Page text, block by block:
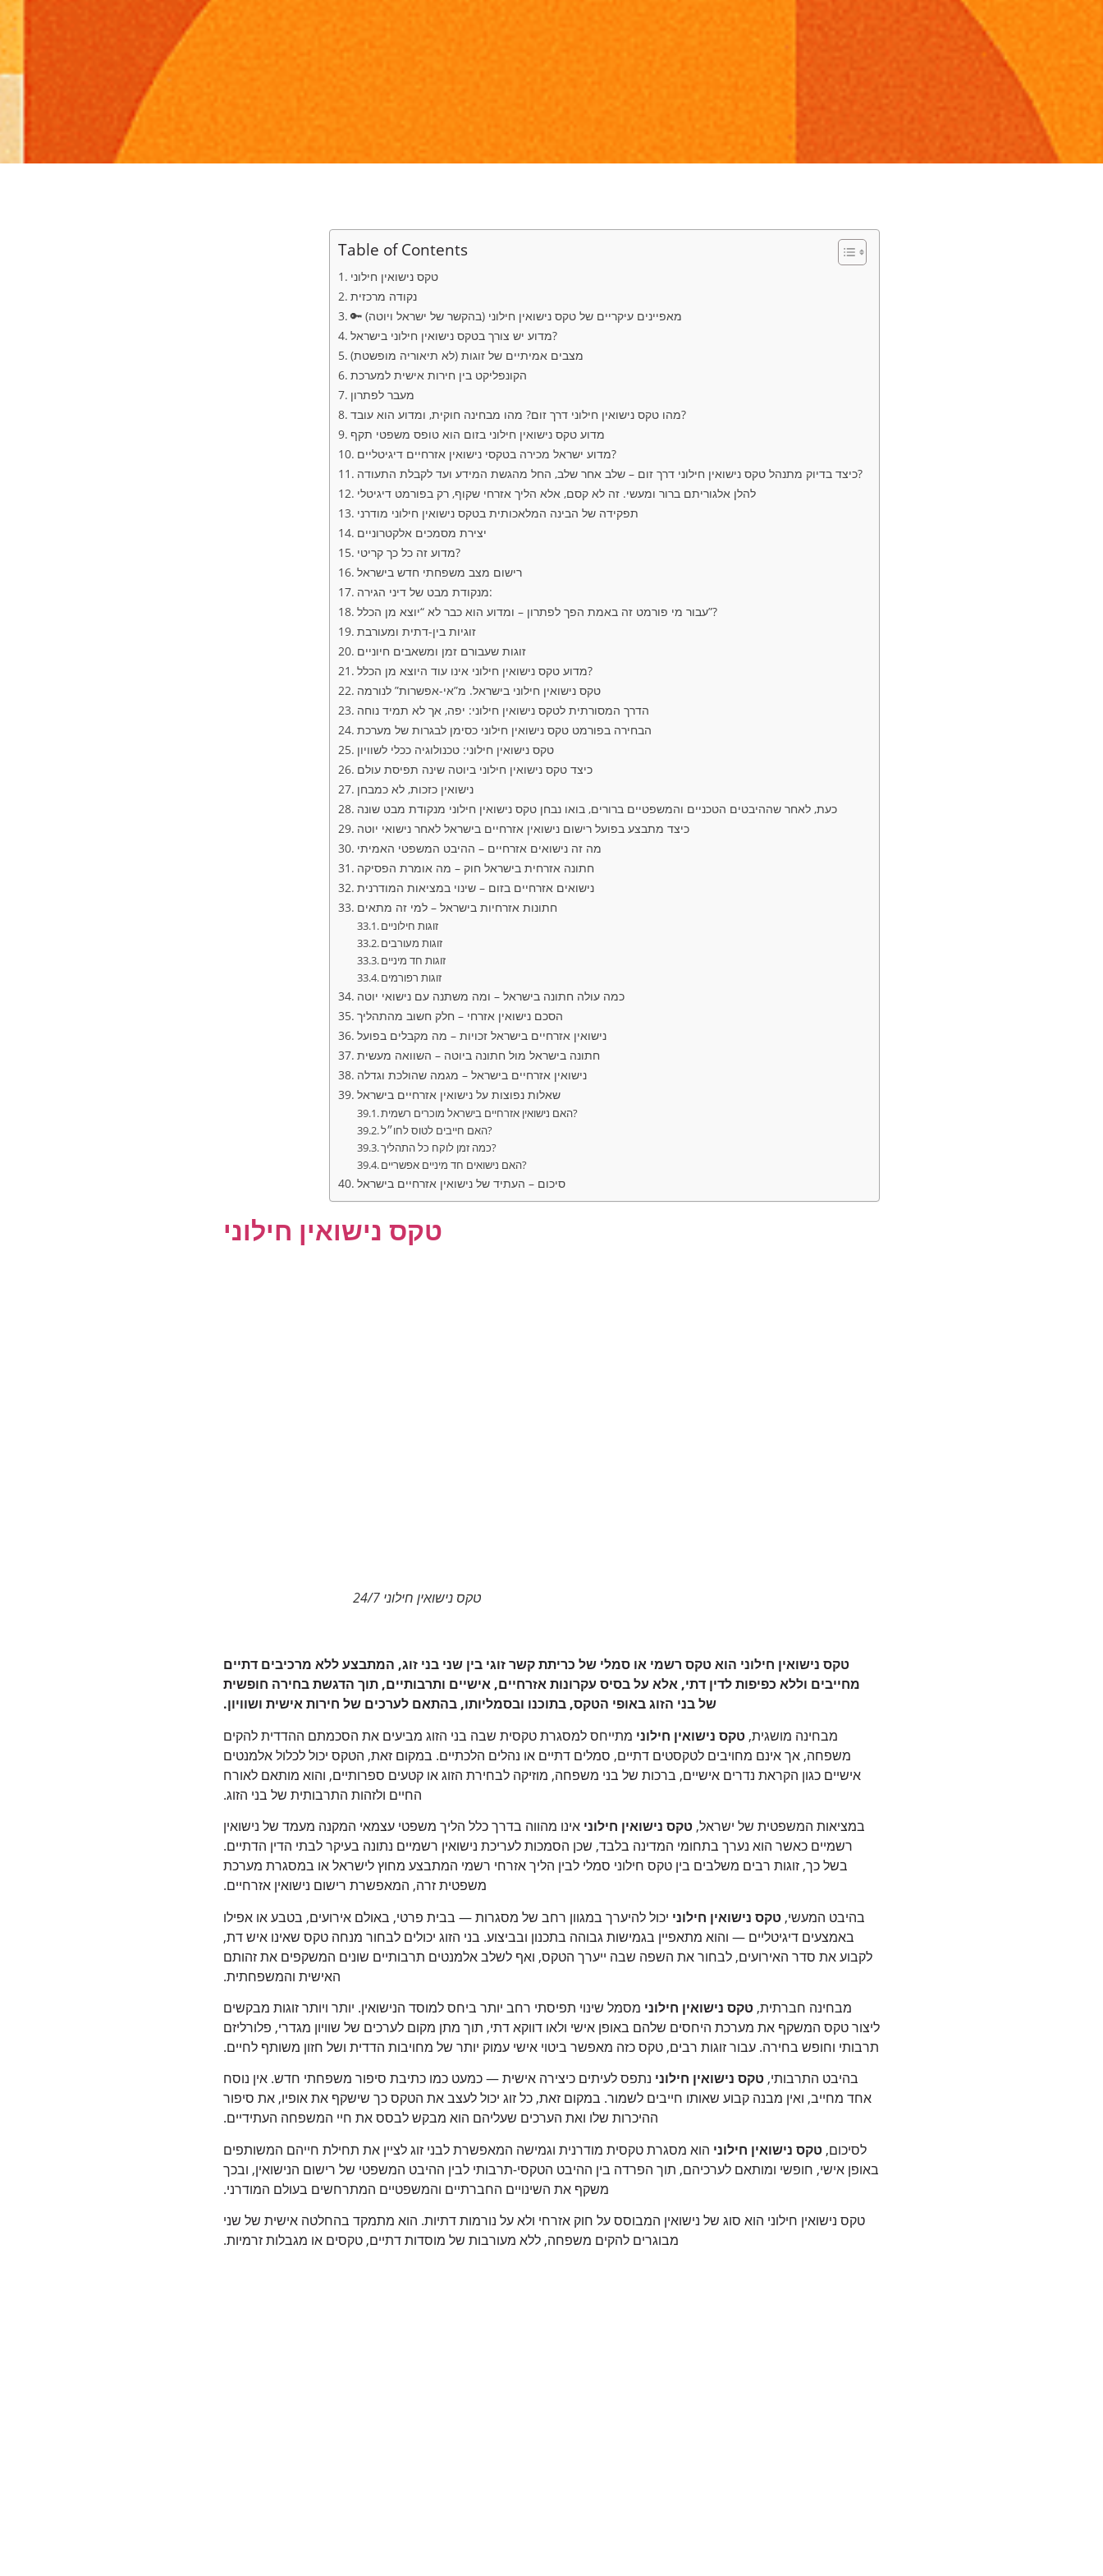
Table of Contents
טקס נישואין חילוני
נקודה מרכזית
🔑 מאפיינים עיקריים של טקס נישואין חילוני (בהקשר של ישראל ויוטה)
מדוע יש צורך בטקס נישואין חילוני בישראל?
מצבים אמיתיים של זוגות (לא תיאוריה מופשטת)
הקונפליקט בין חירות אישית למערכת
מעבר לפתרון
מהו טקס נישואין חילוני דרך זום? מהו מבחינה חוקית, ומדוע הוא עובד?
מדוע טקס נישואין חילוני בזום הוא טופס משפטי תקף
מדוע ישראל מכירה בטקסי נישואין אזרחיים דיגיטליים?
כיצד בדיוק מתנהל טקס נישואין חילוני דרך זום – שלב אחר שלב, החל מהגשת המידע ועד לקבלת התעודה?
להלן אלגוריתם ברור ומעשי. זה לא קסם, אלא הליך אזרחי שקוף, רק בפורמט דיגיטלי
תפקידה של הבינה המלאכותית בטקס נישואין חילוני מודרני
יצירת מסמכים אלקטרוניים
מדוע זה כל כך קריטי?
רישום מצב משפחתי חדש בישראל
מנקודת מבט של דיני הגירה:
עבור מי פורמט זה באמת הפך לפתרון – ומדוע הוא כבר לא “יוצא מן הכלל”?
זוגיות בין-דתית ומעורבת
זוגות שעבורם זמן ומשאבים חיוניים
מדוע טקס נישואין חילוני אינו עוד היוצא מן הכלל?
טקס נישואין חילוני בישראל. מ”אי-אפשרות” לנורמה
הדרך המסורתית לטקס נישואין חילוני: יפה, אך לא תמיד נוחה
הבחירה בפורמט טקס נישואין חילוני כסימן לבגרות של מערכת
טקס נישואין חילוני: טכנולוגיה ככלי לשוויון
כיצד טקס נישואין חילוני ביוטה שינה תפיסת עולם
נישואין כזכות, לא כמבחן
כעת, לאחר שההיבטים הטכניים והמשפטיים ברורים, בואו נבחן טקס נישואין חילוני מנקודת מבט שונה
כיצד מתבצע בפועל רישום נישואין אזרחיים בישראל לאחר נישואי יוטה
מה זה נישואים אזרחיים – ההיבט המשפטי האמיתי
חתונה אזרחית בישראל חוק – מה אומרת הפסיקה
נישואים אזרחיים בזום – שינוי במציאות המודרנית
חתונות אזרחיות בישראל – למי זה מתאים
זוגות חילוניים
זוגות מעורבים
זוגות חד מיניים
זוגות רפורמים
כמה עולה חתונה בישראל – ומה משתנה עם נישואי יוטה
הסכם נישואין אזרחי – חלק חשוב מהתהליך
נישואין אזרחיים בישראל זכויות – מה מקבלים בפועל
חתונה בישראל מול חתונה ביוטה – השוואה מעשית
נישואין אזרחיים בישראל – מגמה שהולכת וגדלה
שאלות נפוצות על נישואין אזרחיים בישראל
האם נישואין אזרחיים בישראל מוכרים רשמית?
האם חייבים לטוס לחו״ל?
כמה זמן לוקח כל התהליך?
האם נישואים חד מיניים אפשריים?
סיכום – העתיד של נישואין אזרחיים בישראל
טקס נישואין חילוני
טקס נישואין חילוני 24/7
טקס נישואין חילוני הוא טקס רשמי או סמלי של כריתת קשר זוגי בין שני בני זוג, המתבצע ללא מרכיבים דתיים
מחייבים וללא כפיפות לדין דתי, אלא על בסיס עקרונות אזרחיים, אישיים ותרבותיים, תוך הדגשת בחירה חופשית
של בני הזוג באופי הטקס, בתוכנו ובסמליותו, בהתאם לערכים של חירות אישית ושוויון.
מבחינה מושגית, טקס נישואין חילוני מתייחס למסגרת טקסית שבה בני הזוג מביעים את הסכמתם ההדדית להקים
משפחה, אך אינם מחויבים לטקסטים דתיים, סמלים דתיים או נהלים הלכתיים. במקום זאת, הטקס יכול לכלול אלמנטים
אישיים כגון הקראת נדרים אישיים, ברכות של בני משפחה, מוזיקה לבחירת הזוג או קטעים ספרותיים, והוא מותאם לאורח
החיים ולזהות התרבותית של בני הזוג.
במציאות המשפטית של ישראל, טקס נישואין חילוני אינו מהווה בדרך כלל הליך משפטי עצמאי המקנה מעמד של נישואין
רשמיים כאשר הוא נערך בתחומי המדינה בלבד, שכן הסמכות לעריכת נישואין רשמיים נתונה בעיקר לבתי הדין הדתיים.
בשל כך, זוגות רבים משלבים בין טקס חילוני סמלי לבין הליך אזרחי רשמי המתבצע מחוץ לישראל או במסגרת מערכת
משפטית זרה, המאפשרת רישום נישואין אזרחיים.
בהיבט המעשי, טקס נישואין חילוני יכול להיערך במגוון רחב של מסגרות — בבית פרטי, באולם אירועים, בטבע או אפילו
באמצעים דיגיטליים — והוא מתאפיין בגמישות גבוהה בתכנון ובביצוע. בני הזוג יכולים לבחור מנחה טקס שאינו איש דת,
לקבוע את סדר האירועים, לבחור את השפה שבה ייערך הטקס, ואף לשלב אלמנטים תרבותיים שונים המשקפים את זהותם
האישית והמשפחתית.
מבחינה חברתית, טקס נישואין חילוני מסמל שינוי תפיסתי רחב יותר ביחס למוסד הנישואין. יותר ויותר זוגות מבקשים
ליצור טקס המשקף את מערכת היחסים שלהם באופן אישי ולאו דווקא דתי, תוך מתן מקום לערכים של שוויון מגדרי, פלורליזם
תרבותי וחופש בחירה. עבור זוגות רבים, טקס כזה מאפשר ביטוי אישי עמוק יותר של מחויבות הדדית ושל חזון משותף לחיים.
בהיבט התרבותי, טקס נישואין חילוני נתפס לעיתים כיצירה אישית — כמעט כמו כתיבת סיפור משפחתי חדש. אין נוסח
אחד מחייב, ואין מבנה קבוע שאותו חייבים לשמור. במקום זאת, כל זוג יכול לעצב את הטקס כך שישקף את אופיו, את סיפור
ההיכרות שלו ואת הערכים שעליהם הוא מבקש לבסס את חיי המשפחה העתידיים.
לסיכום, טקס נישואין חילוני הוא מסגרת טקסית מודרנית וגמישה המאפשרת לבני זוג לציין את תחילת חייהם המשותפים
באופן אישי, חופשי ומותאם לערכיהם, תוך הפרדה בין ההיבט הטקסי-תרבותי לבין ההיבט המשפטי של רישום הנישואין, ובכך
משקף את השינויים החברתיים והמשפטיים המתרחשים בעולם המודרני.
טקס נישואין חילוני הוא סוג של נישואין המבוסס על חוק אזרחי ולא על נורמות דתיות. הוא מתמקד בהחלטה אישית של שני
מבוגרים להקים משפחה, ללא מעורבות של מוסדות דתיים, טקסים או מגבלות זרמיות.